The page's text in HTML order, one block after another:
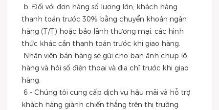
thanh toán trước 30% bằng chuyển khoản ngân
hàng (T/T) hoặc bảo lãnh thương mại, các hình
thức khác cần thanh toán trước khi giao hàng.
hàng và hỏi số điện thoại và địa chỉ trước khi giao
hàng.
khách hàng giành chiến thắng trên thị trường.